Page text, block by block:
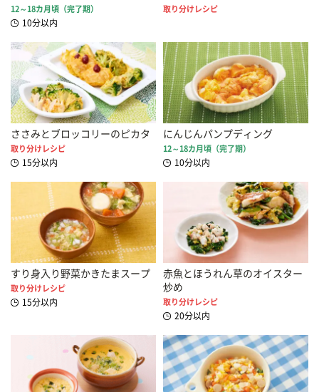
12～18カ月頃（完了期）
10分以内
取り分けレシピ
ささみとブロッコリーのピカタ
取り分けレシピ
15分以内
にんじんパンプディング
12～18カ月頃（完了期）
10分以内
すり身入り野菜かきたまスープ
取り分けレシピ
15分以内
赤魚とほうれん草のオイスター
炒め
取り分けレシピ
20分以内